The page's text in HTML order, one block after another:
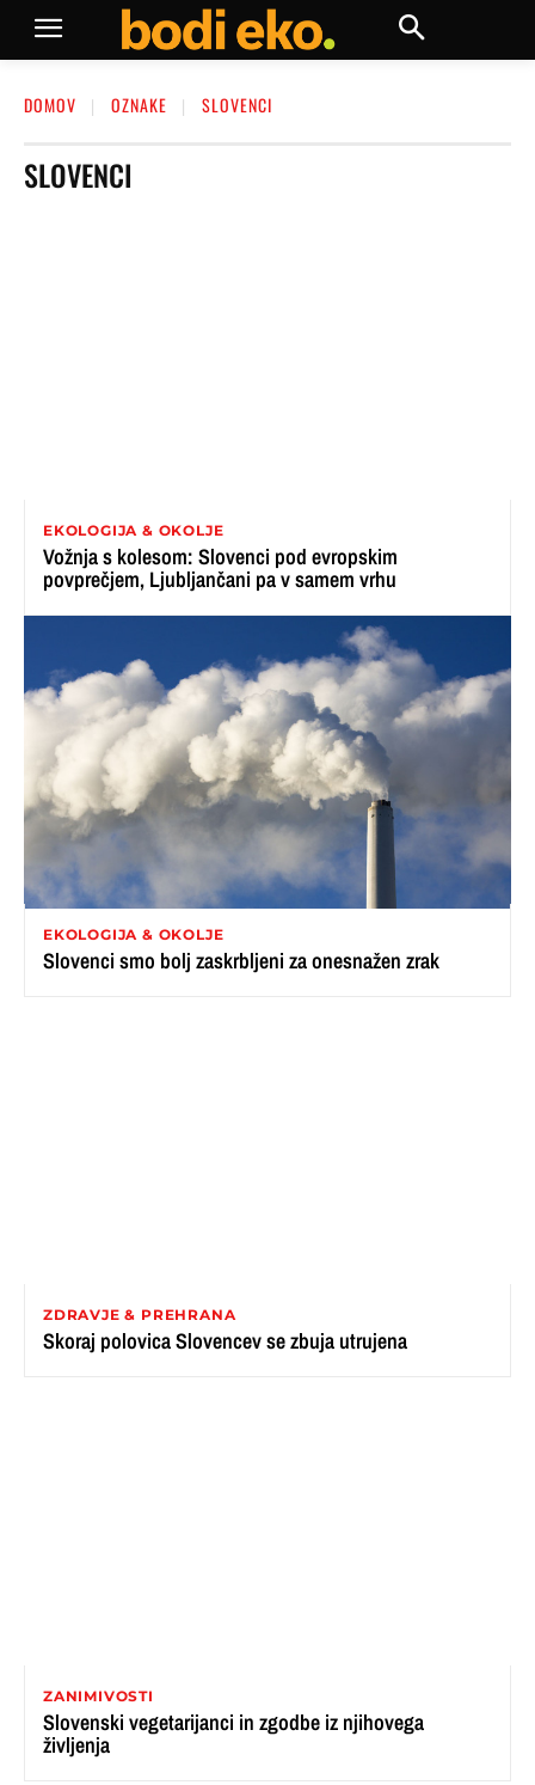
DOMOV OZNAKE SLOVENCI
SLOVENCI
EKOLOGIJA & OKOLJE
Vožnja s kolesom: Slovenci pod evropskim
povprečjem, Ljubljančani pa v samem vrhu
EKOLOGIJA & OKOLJE
Slovenci smo bolj zaskrbljeni za onesnažen zrak
ZDRAVJE & PREHRANA
Skoraj polovica Slovencev se zbuja utrujena
ZANIMIVOSTI
Slovenski vegetarijanci in zgodbe iz njihovega
življenja